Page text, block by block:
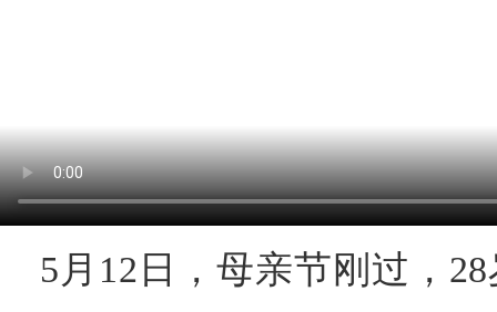
5 月 12 日，母亲节刚过， 28